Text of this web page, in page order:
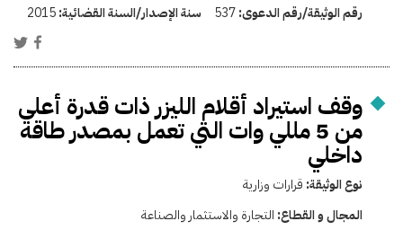
رقم الوثيقة/رقم الدعوى:537 سنة الإصدار/السنة القضائية:2015
وقف استيراد أقلام الليزر ذات قدرة أعلى
من 5 مللي وات التي تعمل بمصدر طاقة
داخلي
نوع الوثيقة: قرارات وزارية
المجال و القطاع: التجارة والاستثمار والصناعة